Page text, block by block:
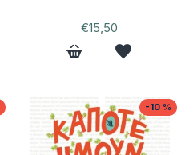
€15,50
-10 %